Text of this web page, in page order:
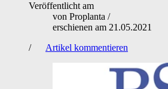
Veröffentlicht am
von Proplanta /
erschienen am 21.05.2021
/
Artikel kommentieren